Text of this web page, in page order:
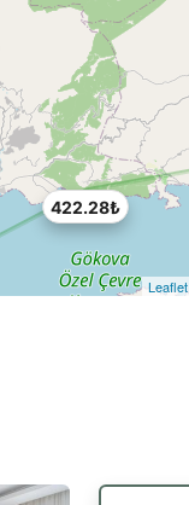
422.28₺
Leaflet